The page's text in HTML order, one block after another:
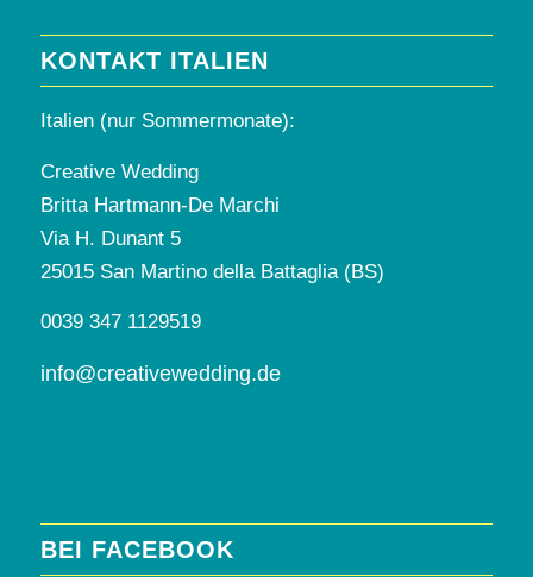
KONTAKT ITALIEN
Italien (nur Sommermonate):
Creative Wedding
Britta Hartmann-De Marchi
Via H. Dunant 5
25015 San Martino della Battaglia (BS)
0039 347 1129519
info@creativewedding.de
BEI FACEBOOK